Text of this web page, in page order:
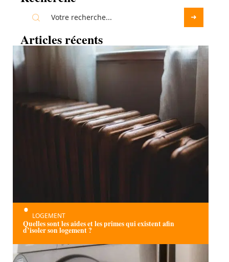
Articles récents
LOGEMENT
Quelles sont les aides et les primes qui existent afin
d’isoler son logement ?